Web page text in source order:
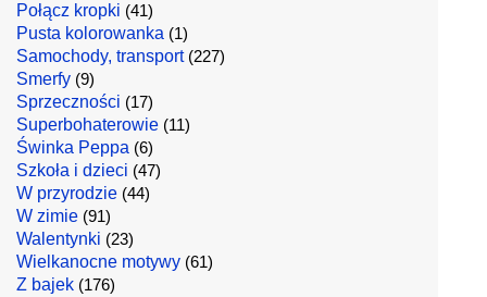
Połącz kropki (41)
Pusta kolorowanka (1)
Samochody, transport(227)
Smerfy (9)
Sprzeczności (17)
Superbohaterowie (11)
Świnka Peppa (6)
Szkoła i dzieci (47)
W przyrodzie (44)
W zimie (91)
Walentynki (23)
Wielkanocne motywy (61)
Z bajek (176)